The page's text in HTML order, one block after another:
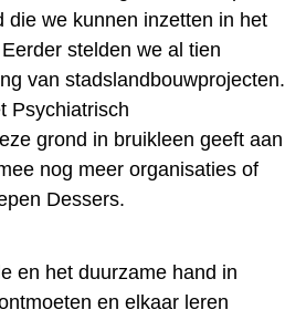
die we kunnen inzetten in het
stelden we al tien
van stadslandbouwprojecten.
Psychiatrisch
grond in bruikleen geeft aan
nog meer organisaties of
Dessers.
en het duurzame hand in
en elkaar leren